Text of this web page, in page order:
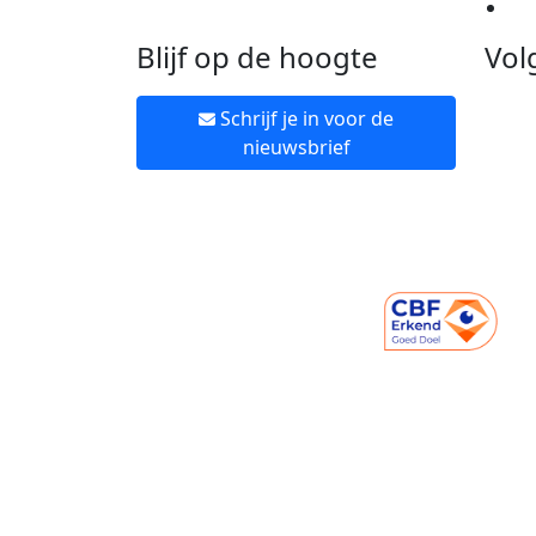
Blijf op de hoogte
Schrijf je in voor de
nieuwsbrief